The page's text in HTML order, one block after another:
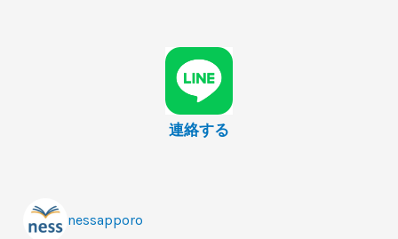
連絡する
nessapporo